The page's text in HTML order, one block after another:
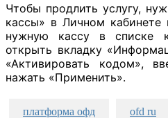
Чтобы продлить услугу,
кассы» в Личном кабинете
нужную кассу в списке
открыть вкладку
«Активировать кодом»,
нажать «Применить».
платформа офд ofd ru